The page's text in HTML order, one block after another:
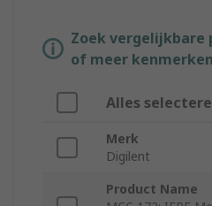
Zoek vergelijkbare
of meer
Alles
Merk
Digilent
Product Name